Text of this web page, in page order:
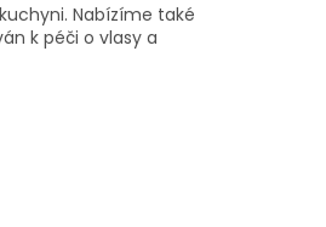
Nabízíme také
k péči o vlasy a